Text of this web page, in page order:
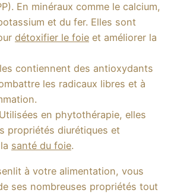
En minéraux comme le calcium,
et du fer. Elles sont
détoxifier le foie et améliorer la
contiennent des antioxydants
les radicaux libres et à
en phytothérapie, elles
propriétés diurétiques et
santé du foie.
à votre alimentation, vous
ses nombreuses propriétés tout